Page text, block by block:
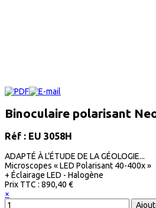
Binoculaire polarisant
Réf : EU 3058H
ADAPTÉ À L’ÉTUDE DE LA GÉOLOGIE...
Microscopes « LED Polarisant 40-400x »
+ Éclairage LED - Halogène
Prix ​​TTC : 890,40 €
×